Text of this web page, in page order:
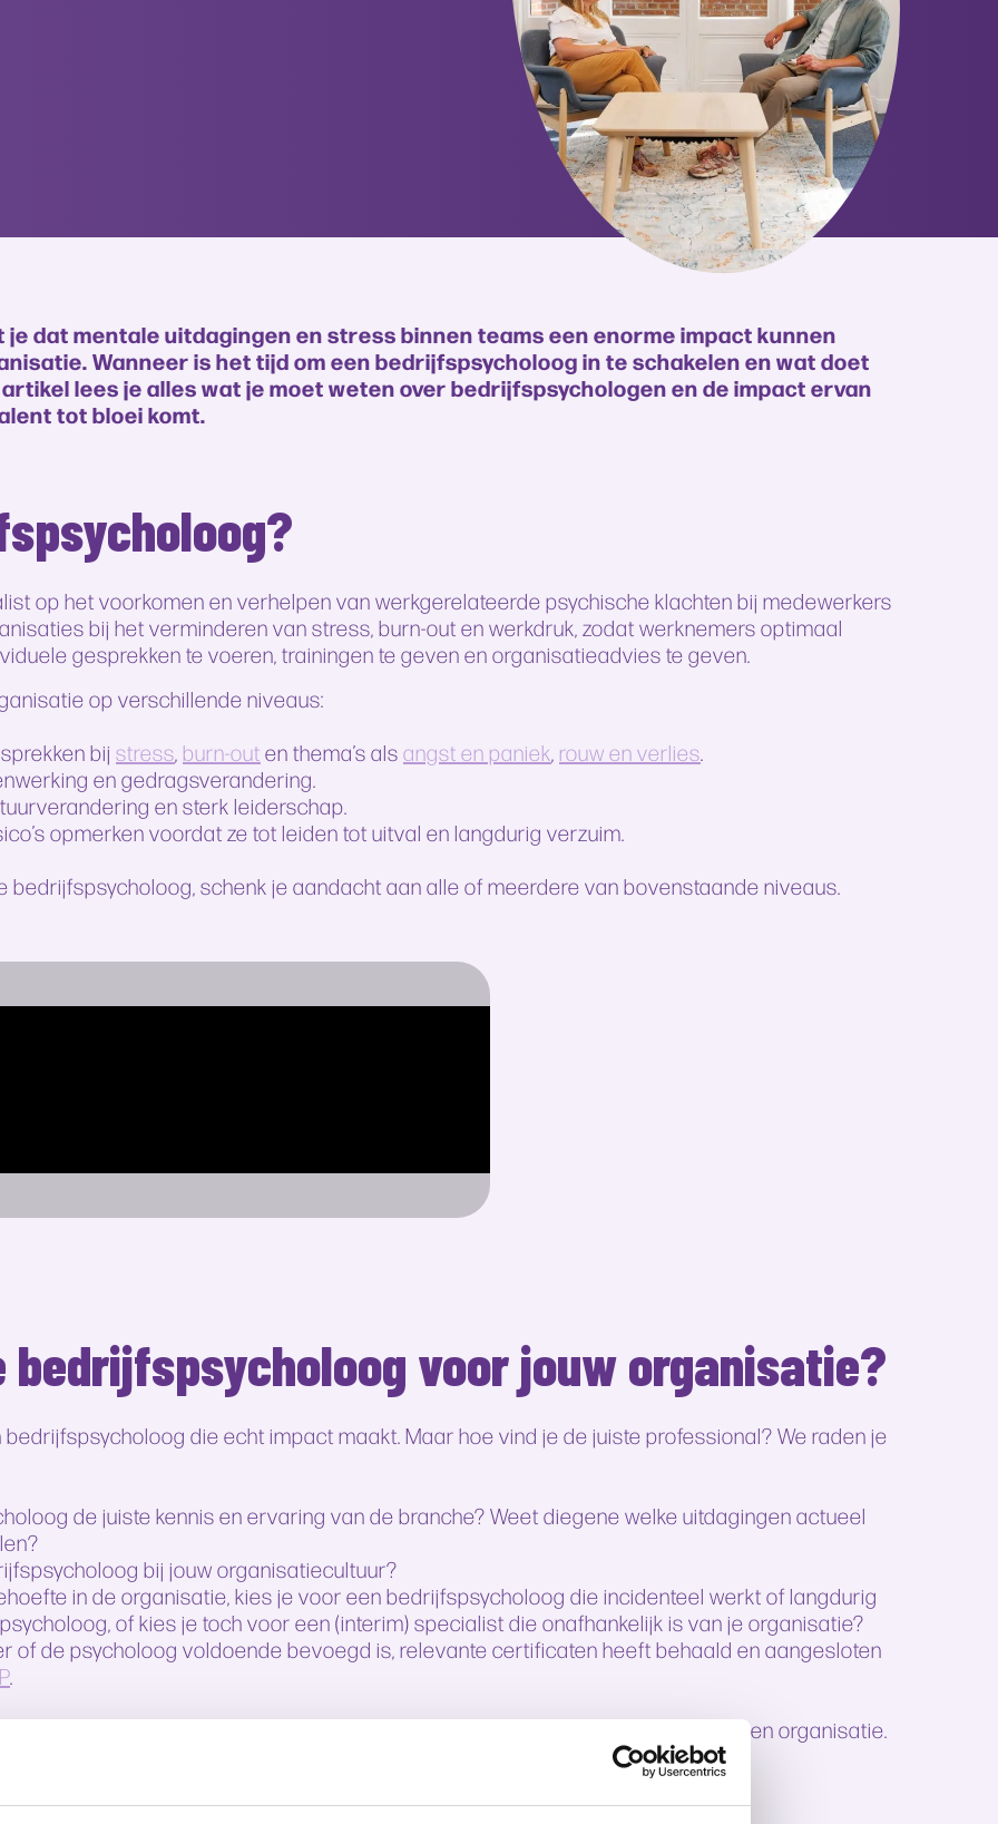
dat mentale uitdagingen en stress binnen teams een enorme impact kunnen
Wanneer is het tijd om een bedrijfspsycholoog in te schakelen en wat doet
lees je alles wat je moet weten over bedrijfspsychologen en de impact ervan
tot bloei komt.
op het voorkomen en verhelpen van werkgerelateerde psychische klachten bij medewerkers
bij het verminderen van stress, burn-out en werkdruk, zodat werknemers optimaal
gesprekken te voeren, trainingen te geven en organisatieadvies te geven.
op verschillende niveaus:
bij stress, burn-out en thema’s als angst en paniek, rouw en verlies.
en gedragsverandering.
en sterk leiderschap.
opmerken voordat ze tot leiden tot uitval en langdurig verzuim.
schenk je aandacht aan alle of meerdere van bovenstaande niveaus.
bedrijfspsycholoog voor jouw organisatie?
die echt impact maakt. Maar hoe vind je de juiste professional? We raden je
de juiste kennis en ervaring van de branche? Weet diegene welke uitdagingen actueel
bij jouw organisatiecultuur?
in de organisatie, kies je voor een bedrijfspsycholoog die incidenteel werkt of langdurig
of kies je toch voor een (interim) specialist die onafhankelijk is van je organisatie?
of de psycholoog voldoende bevoegd is, relevante certificaten heeft behaald en aangesloten
.
te nemen, haak je de juiste professional aan die past bij jouw medewerkers en organisatie.